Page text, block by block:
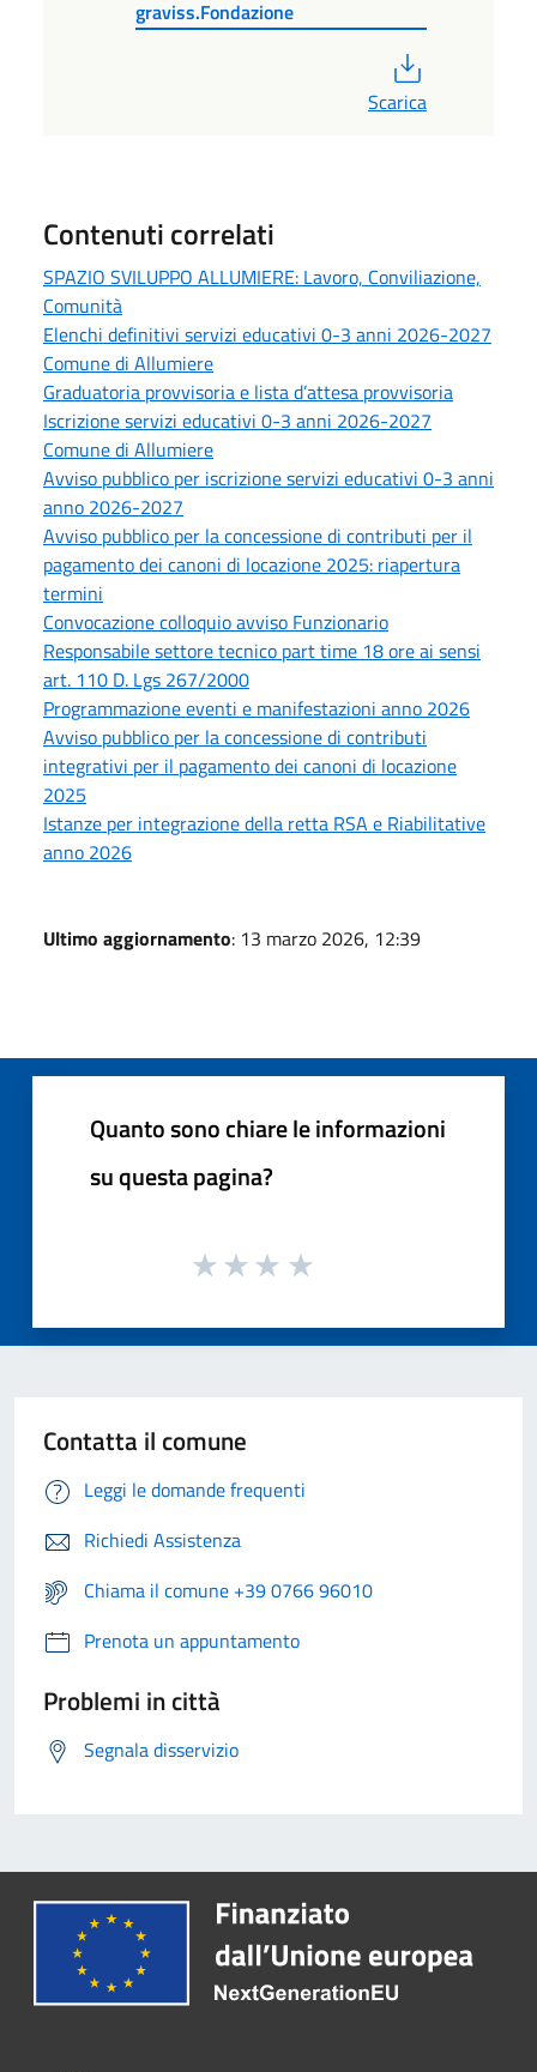
graviss.Fondazione
Scarica
Contenuti correlati
SPAZIO SVILUPPO ALLUMIERE: Lavoro, Conviliazione,
Comunità
Elenchi definitivi servizi educativi 0-3 anni 2026-2027
Comune di Allumiere
Graduatoria provvisoria e lista d’attesa provvisoria
Iscrizione servizi educativi 0-3 anni 2026-2027
Comune di Allumiere
Avviso pubblico per iscrizione servizi educativi 0-3 anni
anno 2026-2027
Avviso pubblico per la concessione di contributi per il
pagamento dei canoni di locazione 2025: riapertura
termini
Convocazione colloquio avviso Funzionario
Responsabile settore tecnico part time 18 ore ai sensi
art. 110 D. Lgs 267/2000
Programmazione eventi e manifestazioni anno 2026
Avviso pubblico per la concessione di contributi
integrativi per il pagamento dei canoni di locazione
2025
Istanze per integrazione della retta RSA e Riabilitative
anno 2026
Ultimo aggiornamento: 13 marzo 2026, 12:39
Quanto sono chiare le informazioni
su questa pagina?
Contatta il comune
Leggi le domande frequenti
Richiedi Assistenza
Chiama il comune +39 0766 96010
Prenota un appuntamento
Problemi in città
Segnala disservizio